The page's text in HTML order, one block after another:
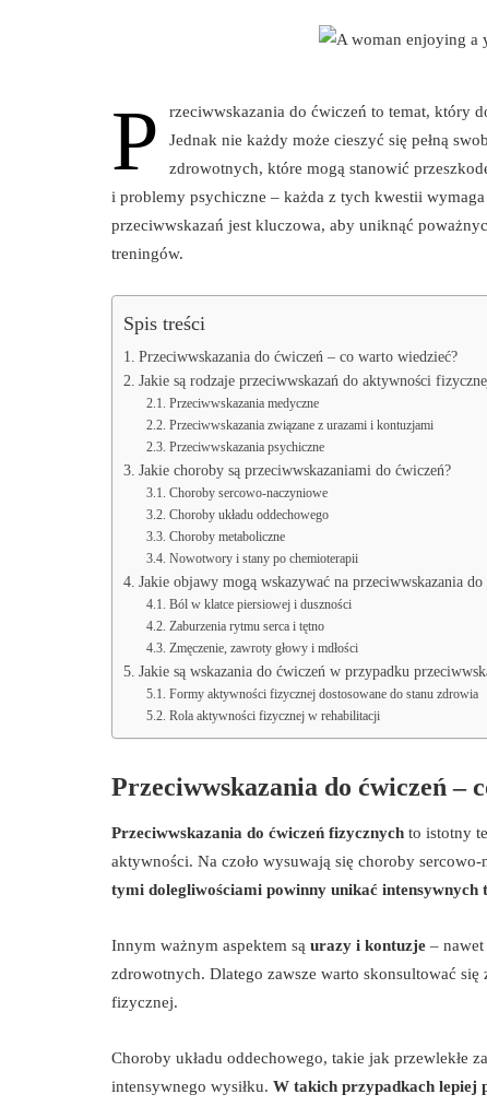
P
rzeciwwskazania do ćwiczeń to temat, który
Jednak nie każdy może cieszyć się pełną
zdrowotnych, które mogą stanowić
i problemy psychiczne – każda z tych kwestii
przeciwwskazań jest kluczowa, aby uniknąć
treningów.
Spis treści
Przeciwwskazania do ćwiczeń – co warto wiedzieć?
Jakie są rodzaje przeciwwskazań do aktywności
Przeciwwskazania medyczne
Przeciwwskazania związane z urazami i kontuzjami
Przeciwwskazania psychiczne
Jakie choroby są przeciwwskazaniami do ćwiczeń?
Choroby sercowo-naczyniowe
Choroby układu oddechowego
Choroby metaboliczne
Nowotwory i stany po chemioterapii
Jakie objawy mogą wskazywać na przeciwwskazania do
Ból w klatce piersiowej i duszności
Zaburzenia rytmu serca i tętno
Zmęczenie, zawroty głowy i mdłości
Jakie są wskazania do ćwiczeń w przypadku
Formy aktywności fizycznej dostosowane do stanu zdrowia
Rola aktywności fizycznej w rehabilitacji
Przeciwwskazania do ćwiczeń –
Przeciwwskazania do ćwiczeń fizycznych to istotny
aktywności. Na czoło wysuwają się choroby
tymi dolegliwościami powinny unikać intensywnych
Innym ważnym aspektem są urazy i kontuzje –
zdrowotnych. Dlatego zawsze warto skonsultować
fizycznej.
Choroby układu oddechowego, takie jak przewlekłe
intensywnego wysiłku. W takich przypadkach lepiej